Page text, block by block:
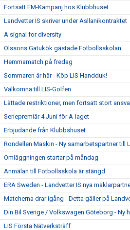
Fortsatt EM-Kampanj hos Klubbhuset
Landvetter IS skriver under Asllanikontraktet
A signal for diversity
Olssons Gatukök gästade Fotbollsskolan
Hemmamatch på fredag
Sommaren är här - Köp LIS Handduk!
Välkomna till LIS-Golfen
Lättade restriktioner, men fortsatt stort
Seriepremiär 4 Juni för A-laget
Erbjudande från Klubbshuset
Rondellen Maskin - Ny samarbetspartner till
Omläggningen startar på måndag
Anmälan till Fotbollsskola är stängd
ERA Sweden - Landvetter IS nya
Matcherna drar igång - Detta gäller på
Din Bil Sverige / Volkswagen Göteborg - Ny
LIS Första Nätverksträff